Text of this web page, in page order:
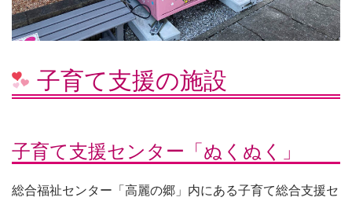
子育て支援の施設
子育て支援センター「ぬくぬく」
総合福祉センター「高麗の郷」内にある子育て総合支援セ